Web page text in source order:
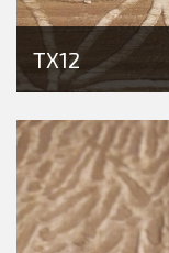
TX12